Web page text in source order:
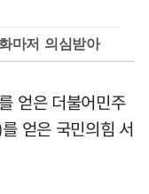
마저 의심받아
얻은 더불어민주
얻은 국민의힘 서